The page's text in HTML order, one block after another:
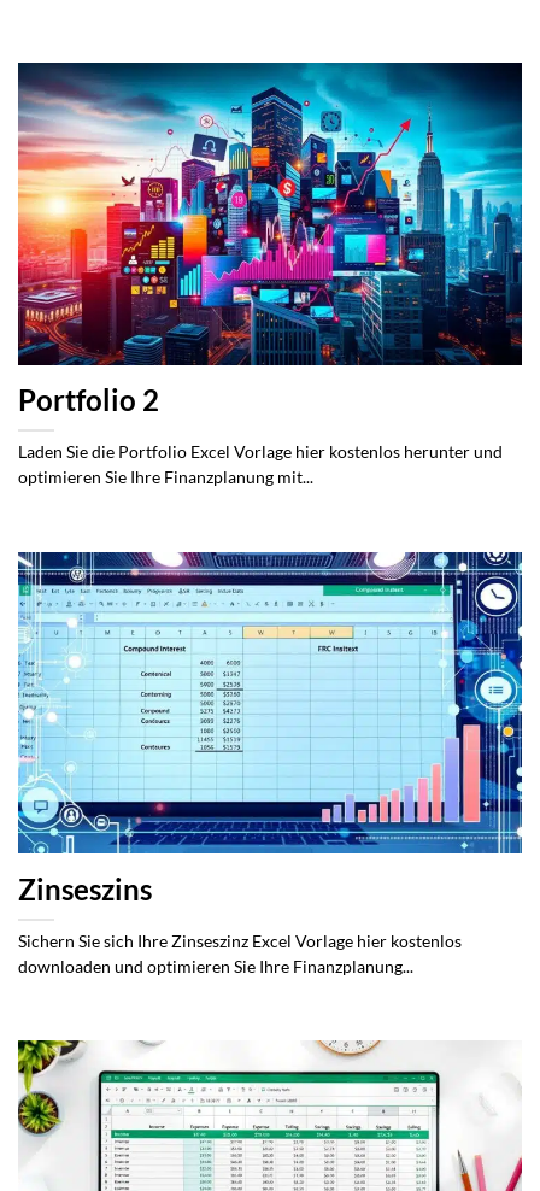
Portfolio 2
Laden Sie die Portfolio Excel Vorlage hier kostenlos herunter und
optimieren Sie Ihre Finanzplanung mit...
Zinseszins
Sichern Sie sich Ihre Zinseszinz Excel Vorlage hier kostenlos
downloaden und optimieren Sie Ihre Finanzplanung...